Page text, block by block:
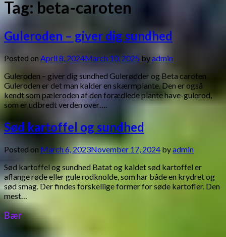
Tag: beta-caroten
Guleroden – giver dig sundhed
Posted on April 8, 2024March 10, 2025 byadmin
Guleroden – giver dig sundhed Gulerødder og Beta caroten
Guleroden er det man kalder en skærmplante. Den er også
kendt som pæleroden af den forædlede plante have-gulerod,
som er udbredt verden over….
Sød kartoffel og sundhed
Posted on March 6, 2023November 17, 2024 byadmin
Sød kartoffel og sundhed Batat og kaldet sød kartoffel er
aflange røde eller gule rodknolde, som har både en krydret og
sød smag. Der findes forskellige former for søde kartofler. Den
mest…
Bær